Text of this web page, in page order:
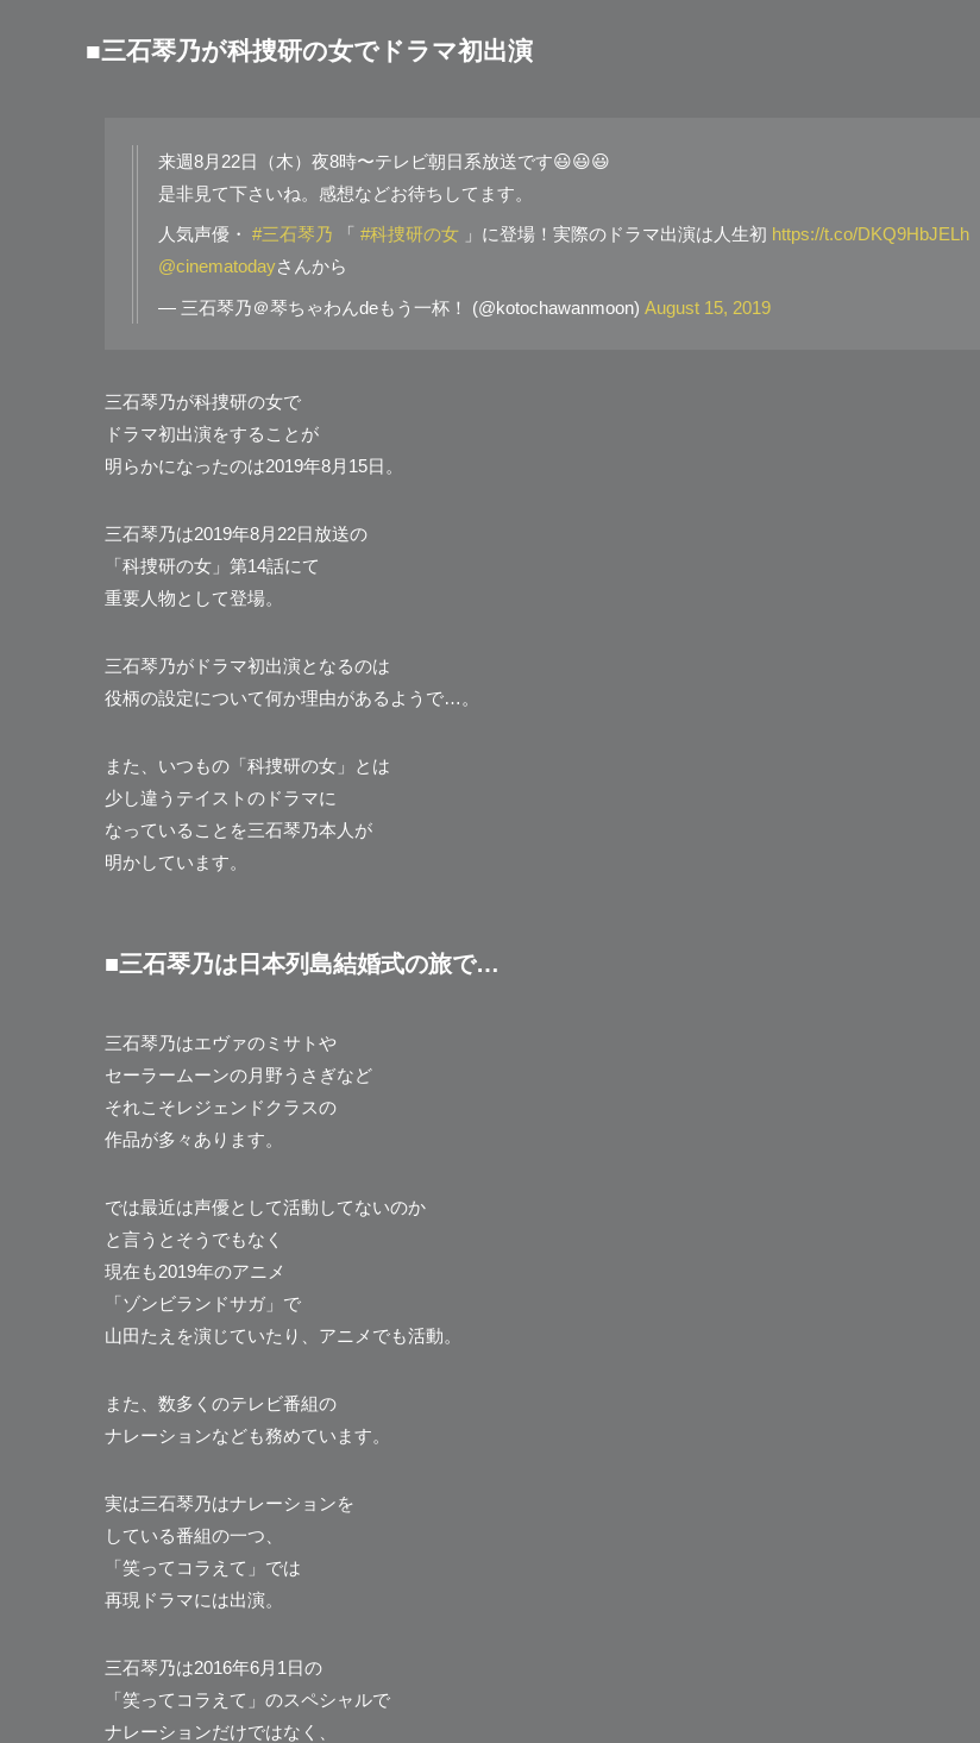
■三石琴乃が科捜研の女でドラマ初出演
来週8月22日（木）夜8時〜テレビ朝日系放送です😃😃😃
是非見て下さいね。感想などお待ちしてます。
人気声優・ #三石琴乃 「 #科捜研の女 」に登場！実際のドラマ出演は人生初 https://t.co/DKQ9HbJELh
@cinematodayさんから
— 三石琴乃＠琴ちゃわんdeもう一杯！ (@kotochawanmoon) August 15, 2019
三石琴乃が科捜研の女で
ドラマ初出演をすることが
明らかになったのは2019年8月15日。
三石琴乃は2019年8月22日放送の
「科捜研の女」第14話にて
重要人物として登場。
三石琴乃がドラマ初出演となるのは
役柄の設定について何か理由があるようで…。
また、いつもの「科捜研の女」とは
少し違うテイストのドラマに
なっていることを三石琴乃本人が
明かしています。
■三石琴乃は日本列島結婚式の旅で…
三石琴乃はエヴァのミサトや
セーラームーンの月野うさぎなど
それこそレジェンドクラスの
作品が多々あります。
では最近は声優として活動してないのか
と言うとそうでもなく
現在も2019年のアニメ
「ゾンビランドサガ」で
山田たえを演じていたり、アニメでも活動。
また、数多くのテレビ番組の
ナレーションなども務めています。
実は三石琴乃はナレーションを
している番組の一つ、
「笑ってコラえて」では
再現ドラマには出演。
三石琴乃は2016年6月1日の
「笑ってコラえて」のスペシャルで
ナレーションだけではなく、